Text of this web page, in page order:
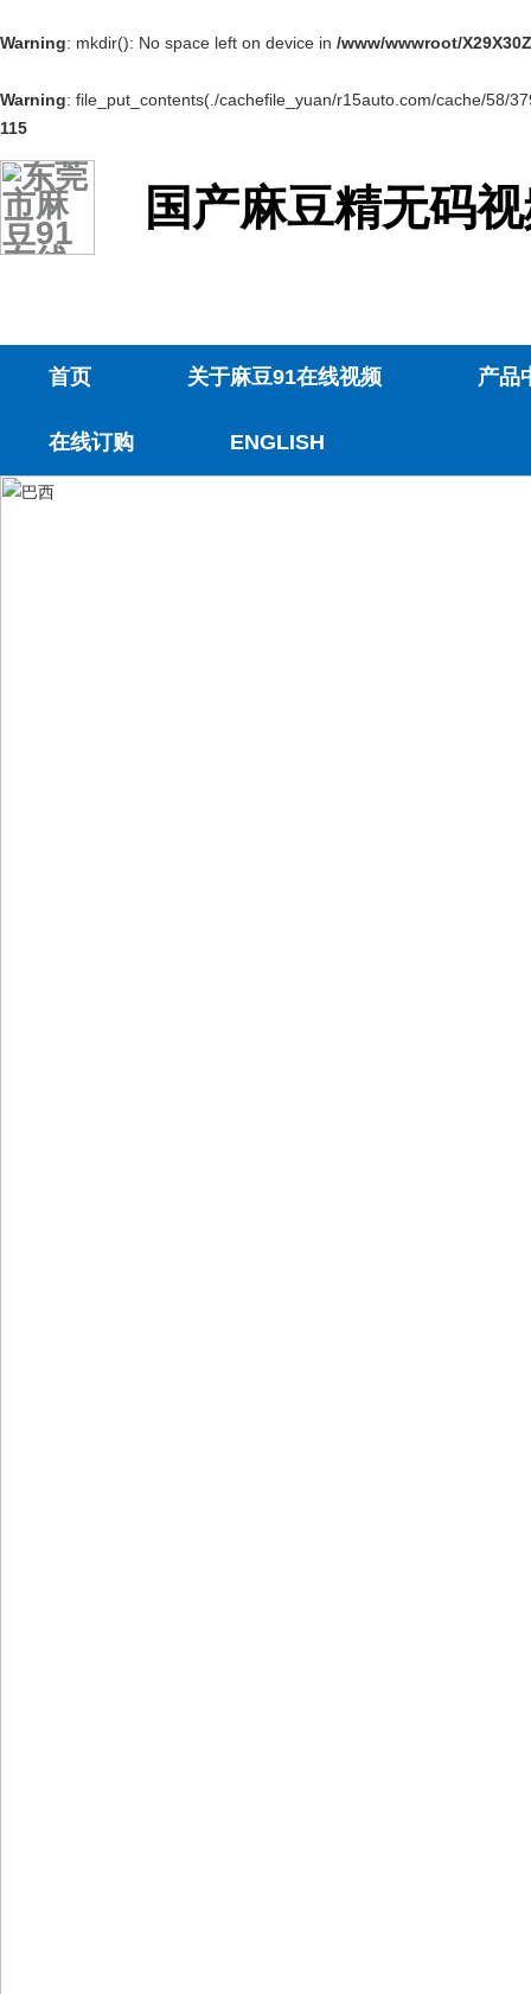
Warning: mkdir(): No space left on device in /www/wwwroot/
Warning: file_put_contents(./cachefile_yuan/r15auto.com/cache/58/
115
国产麻豆精无码
首页 关于麻豆91在线视频 产品
在线订购 ENGLISH